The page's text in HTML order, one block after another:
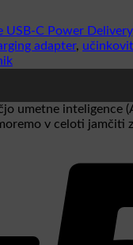
USB-C Power Delivery
adapter,
umetne inteligence
v celoti